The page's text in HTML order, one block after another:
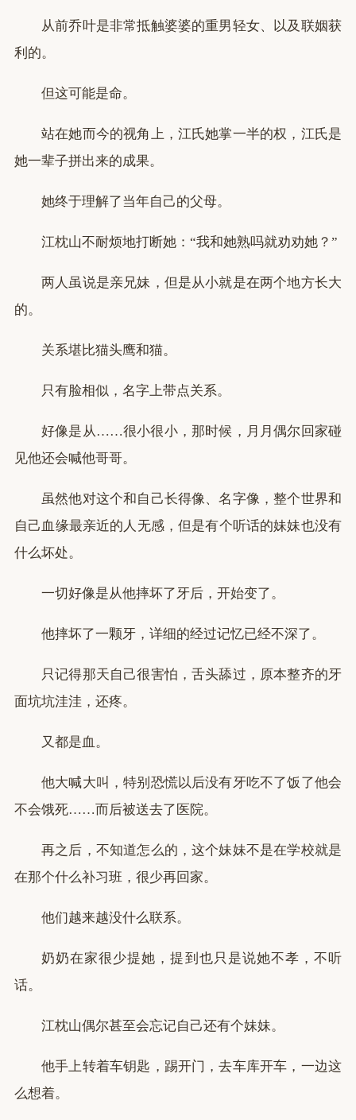
从前乔叶是非常抵触婆婆的重男轻女、以及联姻获
利的。
但这可能是命。
站在她而今的视角上，江氏她掌一半的权，江氏是
她一辈子拼出来的成果。
她终于理解了当年自己的父母。
江枕山不耐烦地打断她：“我和她熟吗就劝劝她？”
两人虽说是亲兄妹，但是从小就是在两个地方长大
的。
关系堪比猫头鹰和猫。
只有脸相似，名字上带点关系。
好像是从……很小很小，那时候，月月偶尔回家碰
见他还会喊他哥哥。
虽然他对这个和自己长得像、名字像，整个世界和
自己血缘最亲近的人无感，但是有个听话的妹妹也没有
什么坏处。
一切好像是从他摔坏了牙后，开始变了。
他摔坏了一颗牙，详细的经过记忆已经不深了。
只记得那天自己很害怕，舌头舔过，原本整齐的牙
面坑坑洼洼，还疼。
又都是血。
他大喊大叫，特别恐慌以后没有牙吃不了饭了他会
不会饿死……而后被送去了医院。
再之后，不知道怎么的，这个妹妹不是在学校就是
在那个什么补习班，很少再回家。
他们越来越没什么联系。
奶奶在家很少提她，提到也只是说她不孝，不听
话。
江枕山偶尔甚至会忘记自己还有个妹妹。
他手上转着车钥匙，踢开门，去车库开车，一边这
么想着。